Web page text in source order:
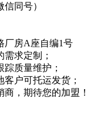
同号）
厂房A座自编1号
求定制；
质量维护；
户可托运发货；
，期待您的加盟！